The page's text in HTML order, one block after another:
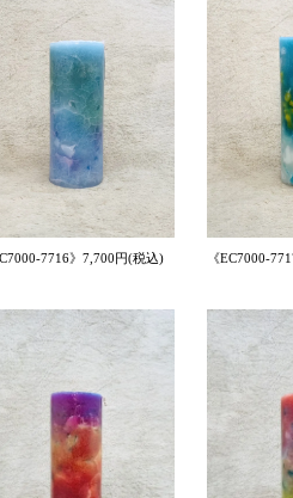
7716》7,700円(税込) 《EC7000-